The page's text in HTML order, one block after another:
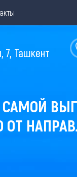
7, Ташкент